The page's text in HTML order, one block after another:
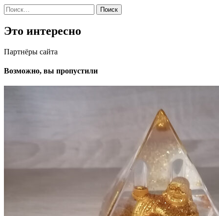
Найти:
Это интересно
Партнёры сайта
Возможно, вы пропустили